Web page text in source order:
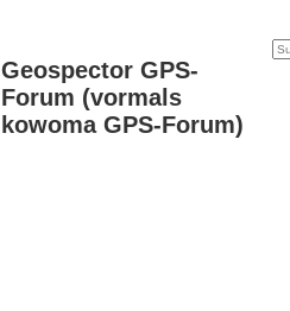
Geospector GPS-
Forum (vormals
kowoma GPS-Forum)